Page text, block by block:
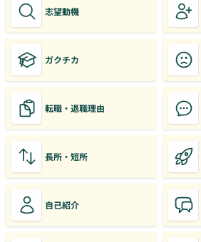
志望動機
ガクチカ
転職・退職理由
長所・短所
自己紹介